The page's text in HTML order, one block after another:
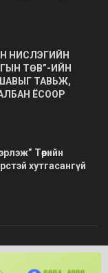
НИСЛЭГИЙН
ТӨВ”-ИЙН
ТАВЬЖ,
ЁСООР
Төрийн
хутгасангүй
Загварыг